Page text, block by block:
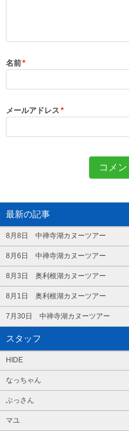
名前*
メールアドレス *
最新の記事
8月8日 中禅寺湖カヌーツアー
8月6日 中禅寺湖カヌーツアー
8月3日 奥利根湖カヌーツアー
8月1日 奥利根湖カヌーツアー
7月30日 中禅寺湖カヌーツアー
スタッフ
HIDE
なっちゃん
ぶっさん
マユ